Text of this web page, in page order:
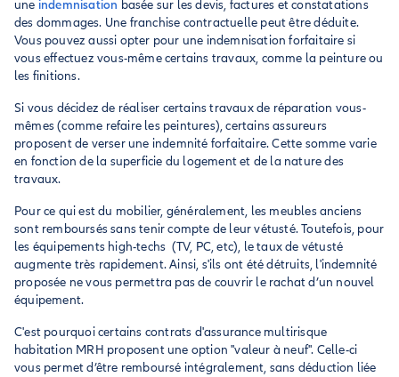
une indemnisation basée sur les devis, factures et constatations
des dommages. Une franchise contractuelle peut être déduite.
Vous pouvez aussi opter pour une indemnisation forfaitaire si
vous effectuez vous-même certains travaux, comme la peinture ou
les finitions.
Si vous décidez de réaliser certains travaux de réparation vous-
mêmes (comme refaire les peintures), certains assureurs
proposent de verser une indemnité forfaitaire. Cette somme varie
en fonction de la superficie du logement et de la nature des
travaux.
Pour ce qui est du mobilier, généralement, les meubles anciens
sont remboursés sans tenir compte de leur vétusté. Toutefois, pour
les équipements high-techs (TV, PC, etc), le taux de vétusté
augmente très rapidement. Ainsi, s'ils ont été détruits, l'indemnité
proposée ne vous permettra pas de couvrir le rachat d’un nouvel
équipement.
C'est pourquoi certains contrats d'assurance multirisque
habitation MRH proposent une option "valeur à neuf". Celle-ci
vous permet d’être remboursé intégralement, sans déduction liée